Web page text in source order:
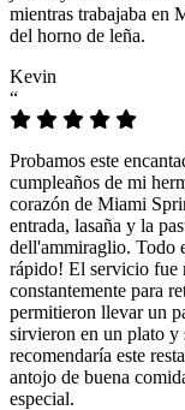
mientras trabajaba en
del horno de leña.
Kevin
“
Probamos este
cumpleaños de mi
corazón de Miami
entrada, lasaña y la
dell'ammiraglio. Todo
rápido! El servicio fue
constantemente para
permitieron llevar un
sirvieron en un plato y
recomendaría este
antojo de buena
especial.